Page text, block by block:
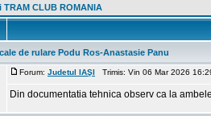
CLUB ROMANIA
de rulare Podu Ros-Anastasie Panu
Forum: Judetul IAŞI Trimis: Vin 06 Mar 2026
Din documentatia tehnica observ ca la